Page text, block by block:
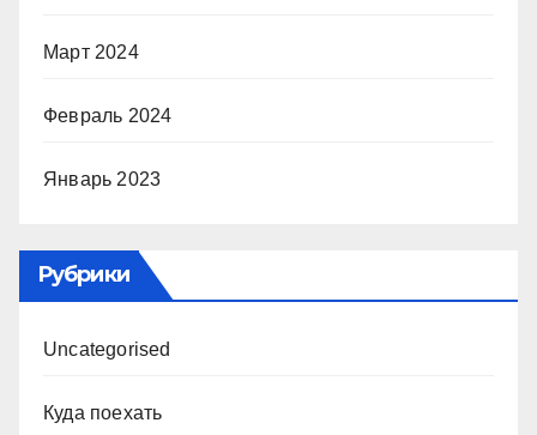
Март 2024
Февраль 2024
Январь 2023
Рубрики
Uncategorised
Куда поехать